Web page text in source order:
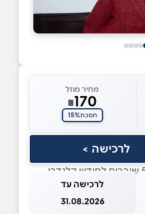
מחיר מוזל
₪170
חסכת15%
לרכישה >
לרכישה עד
31.08.2026